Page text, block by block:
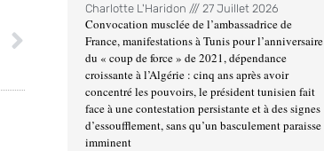
Charlotte L'Haridon 27 Juillet 2026
Convocation musclée de l’ambassadrice de
France, manifestations à Tunis pour l’anniversaire
du « coup de force » de 2021, dépendance
croissante à l’Algérie : cinq ans après avoir
concentré les pouvoirs, le président tunisien fait
face à une contestation persistante et à des signes
d’essoufflement, sans qu’un basculement paraisse
imminent